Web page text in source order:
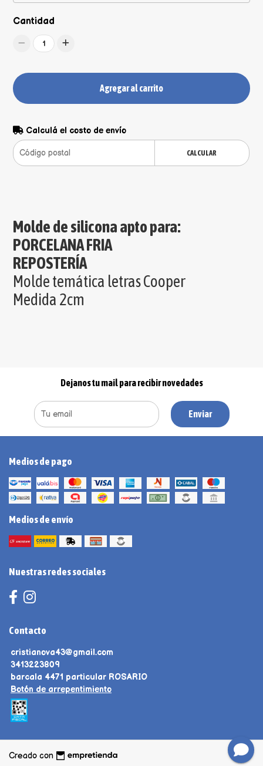
Cantidad
1
Agregar al carrito
Calculá el costo de envío
CALCULAR
Molde de silicona apto para:
PORCELANA FRIA
REPOSTERÍA
Molde temática letras Cooper
Medida 2cm
Dejanos tu mail para recibir novedades
Enviar
Medios de pago
Medios de envío
Nuestras redes sociales
Contacto
cristianova43@gmail.com
3413223809
barcala 4471 particular ROSARIO
Botón de arrepentimiento
Creado con